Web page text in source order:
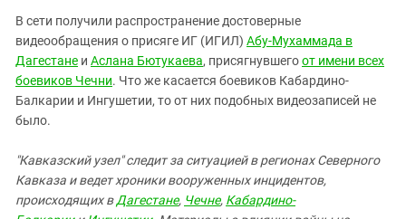
В сети получили распространение достоверные
видеообращения о присяге ИГ (ИГИЛ) Абу-Мухаммада в
Дагестане и Аслана Бютукаева, присягнувшегоот имени всех
боевиков Чечни. Что же касается боевиков Кабардино-
Балкарии и Ингушетии, то от них подобных видеозаписей не
было.
"Кавказский узел" следит за ситуацией в регионах Северного
Кавказа и ведет хроники вооруженных инцидентов,
происходящих вДагестане, Чечне, Кабардино-